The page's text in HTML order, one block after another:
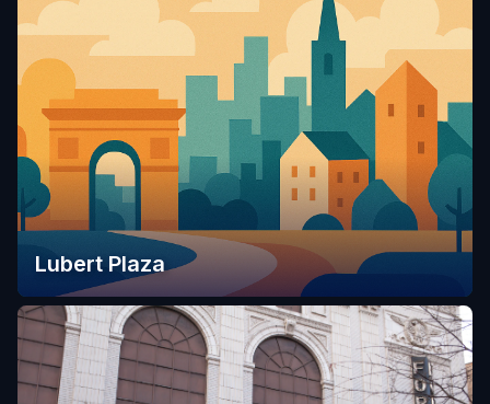
Lubert Plaza